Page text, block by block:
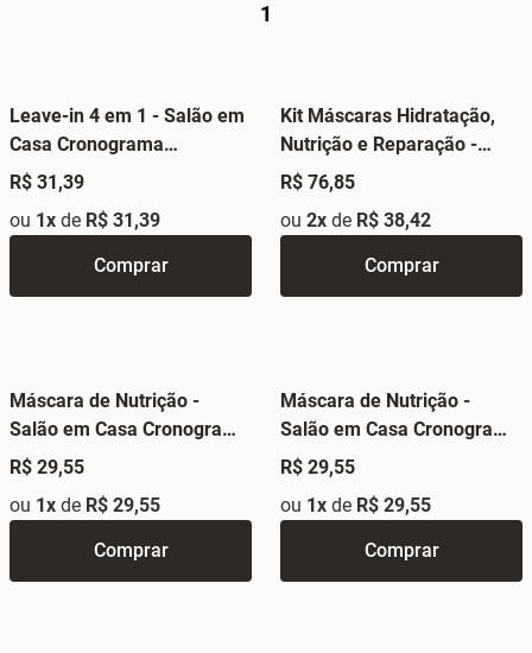
1
Leave-in 4 em 1 - Salão em
Casa Cronograma
Profissional
R$ 31,39
ou 1x de R$ 31,39
Comprar
Kit Máscaras Hidratação,
Nutrição e Reparação -
Cronograma Profissional
R$ 76,85
ou 2x de R$ 38,42
Comprar
Máscara de Nutrição -
Salão em Casa Cronograma
Profissional
R$ 29,55
ou 1x de R$ 29,55
Comprar
Máscara de Nutrição -
Salão em Casa Cronograma
Profissional
R$ 29,55
ou 1x de R$ 29,55
Comprar